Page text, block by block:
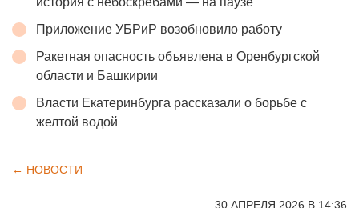
Приложение УБРиР возобновило работу
Ракетная опасность объявлена в Оренбургской
области и Башкирии
Власти Екатеринбурга рассказали о борьбе с
желтой водой
← НОВОСТИ
30 АПРЕЛЯ 2026 В 14:36